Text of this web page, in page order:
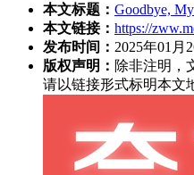
本文标题： Goodbye,
本文链接： https://
发布时间： 2025年01月
版权声明： 除非注明，
请以链接形式标明本文